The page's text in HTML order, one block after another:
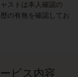
ストは本人確認の
の有無を確認してお
ビス内容